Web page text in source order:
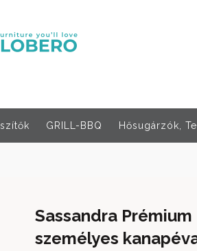
GRILL-BBQ Hősugárzók,
Sassandra
személyes